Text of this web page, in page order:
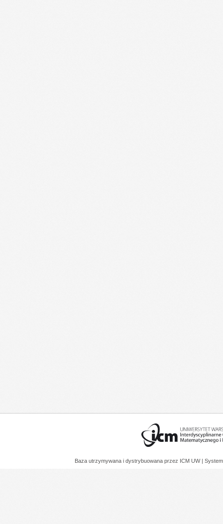
Baza utrzymywana i dystrybuowana przez ICM UW |